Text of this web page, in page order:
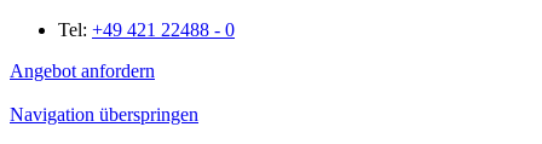
Tel: +49 421 22488 - 0
Angebot anfordern
Navigation überspringen